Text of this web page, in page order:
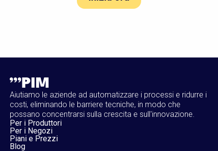
Aiutiamo le aziende ad automatizzare i processi e ridurre i
costi, eliminando le barriere tecniche, in modo che
possano concentrarsi sulla crescita e sull'innovazione.
Per i Produttori
Per i Negozi
Piani e Prezzi
Blog